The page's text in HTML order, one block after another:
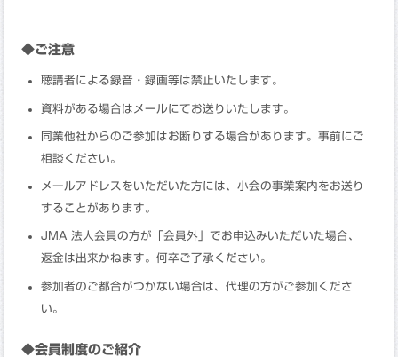
◆ご注意
聴講者による録音・録画等は禁止いたします。
資料がある場合はメールにてお送りいたします。
同業他社からのご参加はお断りする場合があります。事前にご
相談ください。
メールアドレスをいただいた方には、小会の事業案内をお送り
することがあります。
JMA 法人会員の方が「会員外」でお申込みいただいた場合、
返金は出来かねます。何卒ご了承ください。
参加者のご都合がつかない場合は、代理の方がご参加くださ
い。
◆会員制度のご紹介